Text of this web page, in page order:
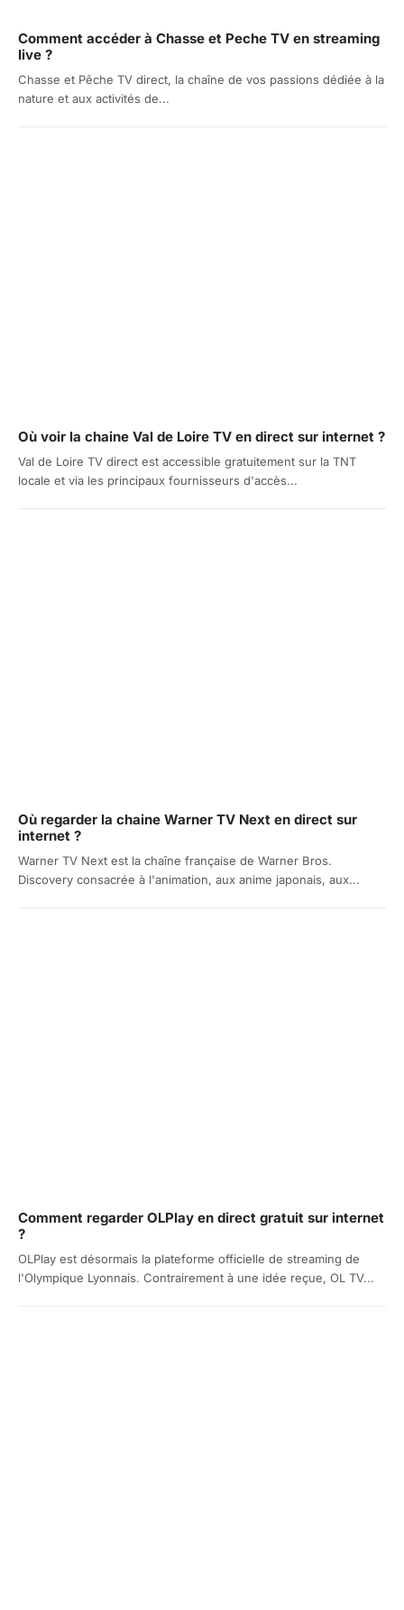
Comment accéder à Chasse et Peche TV en streaming
live ?
Chasse et Pêche TV direct, la chaîne de vos passions dédiée à la
nature et aux activités de...
Où voir la chaine Val de Loire TV en direct sur internet ?
Val de Loire TV direct est accessible gratuitement sur la TNT
locale et via les principaux fournisseurs d'accès...
Où regarder la chaine Warner TV Next en direct sur
internet ?
Warner TV Next est la chaîne française de Warner Bros.
Discovery consacrée à l'animation, aux anime japonais, aux...
Comment regarder OLPlay en direct gratuit sur internet
?
OLPlay est désormais la plateforme officielle de streaming de
l'Olympique Lyonnais. Contrairement à une idée reçue, OL TV...